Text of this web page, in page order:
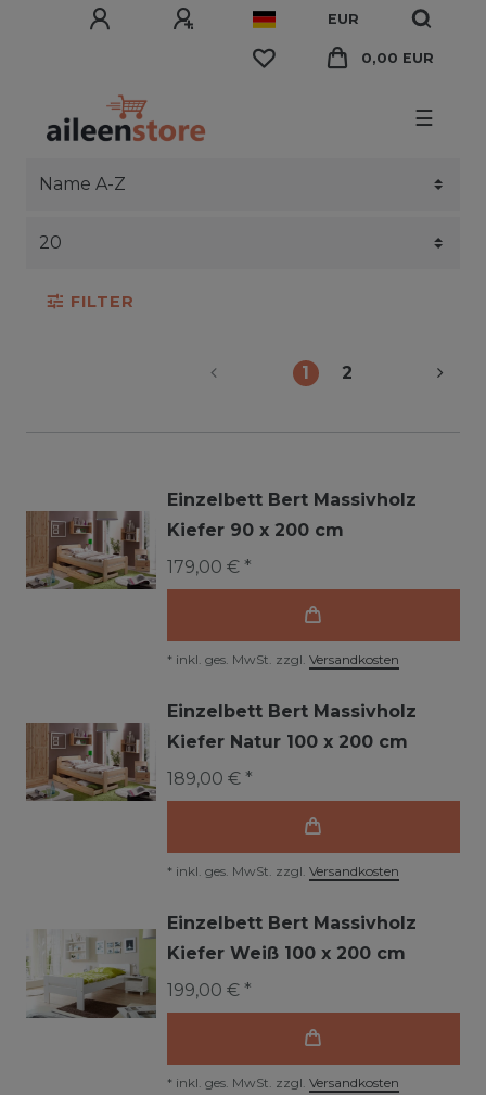
EUR
0,00 EUR
☰
FILTER
1 2
Einzelbett Bert Massivholz
Kiefer 90 x 200 cm
179,00 € *
* inkl. ges. MwSt. zzgl. Versandkosten
Einzelbett Bert Massivholz
Kiefer Natur 100 x 200 cm
189,00 € *
* inkl. ges. MwSt. zzgl. Versandkosten
Einzelbett Bert Massivholz
Kiefer Weiß 100 x 200 cm
199,00 € *
* inkl. ges. MwSt. zzgl. Versandkosten